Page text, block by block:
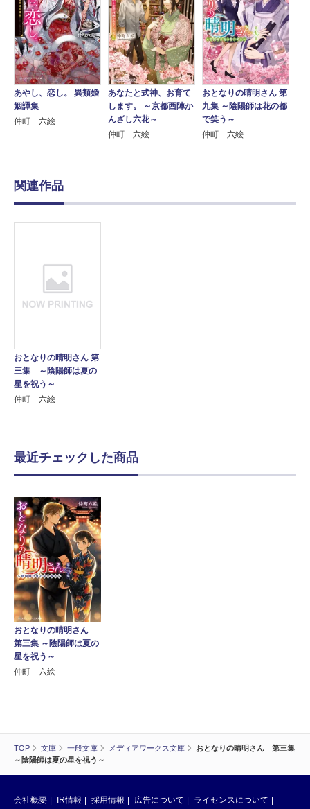
TOP 文庫 一般文庫 メディアワークス文庫
おとなりの晴明さん 第三集
～陰陽師は夏の星を祝う～
あやし、恋し。 異類婚
姻譚集
仲町 六絵
あなたと式神、お育て
します。 ～京都西陣か
んざし六花～
仲町 六絵
おとなりの晴明さん 第
九集 ～陰陽師は花の都
で笑う～
仲町 六絵
関連作品
おとなりの晴明さん 第
三集 ～陰陽師は夏の
星を祝う～
仲町 六絵
最近チェックした商品
おとなりの晴明さん
第三集 ～陰陽師は夏の
星を祝う～
仲町 六絵
会社概要 IR情報 採用情報 広告について ライセンスについて